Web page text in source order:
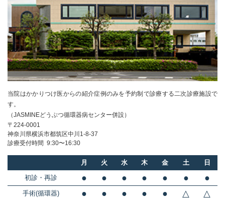
当院はかかりつけ医からの紹介症例のみを予約制で診療する二次診療施設で
す。
（JASMINEどうぶつ循環器病センター併設）
〒224-0001
神奈川県横浜市都筑区中川1-8-37
診療受付時間 9:30〜16:30
月 火 水 木 金 土
日
初診・再診
● ● ● ● ● ● ●
手術(循環器) ● ● ● ● ● △ △